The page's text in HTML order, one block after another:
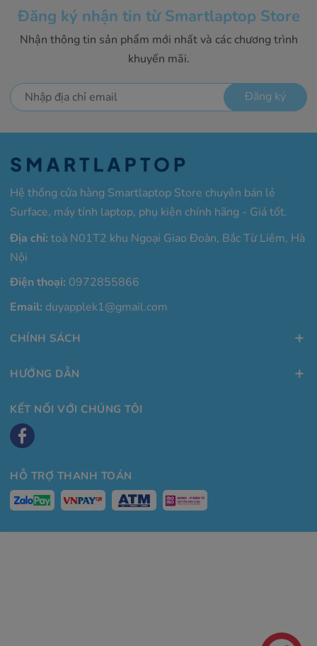
Đăng ký nhận tin từ Smartlaptop Store
Nhận thông tin sản phẩm mới nhất và các chương trình
khuyến mãi.
Đăng ký
Hệ thống cửa hàng Smartlaptop Store chuyên bán lẻ
Surface, máy tính laptop, phụ kiện chính hãng - Giá tốt.
Địa chỉ: toà N01T2 khu Ngoại Giao Đoàn, Bắc Từ Liêm, Hà
Nội
Điện thoại: 0972855866
Email: duyapplek1@gmail.com
CHÍNH SÁCH
HƯỚNG DẪN
KẾT NỐI VỚI CHÚNG TÔI
HỖ TRỢ THANH TOÁN